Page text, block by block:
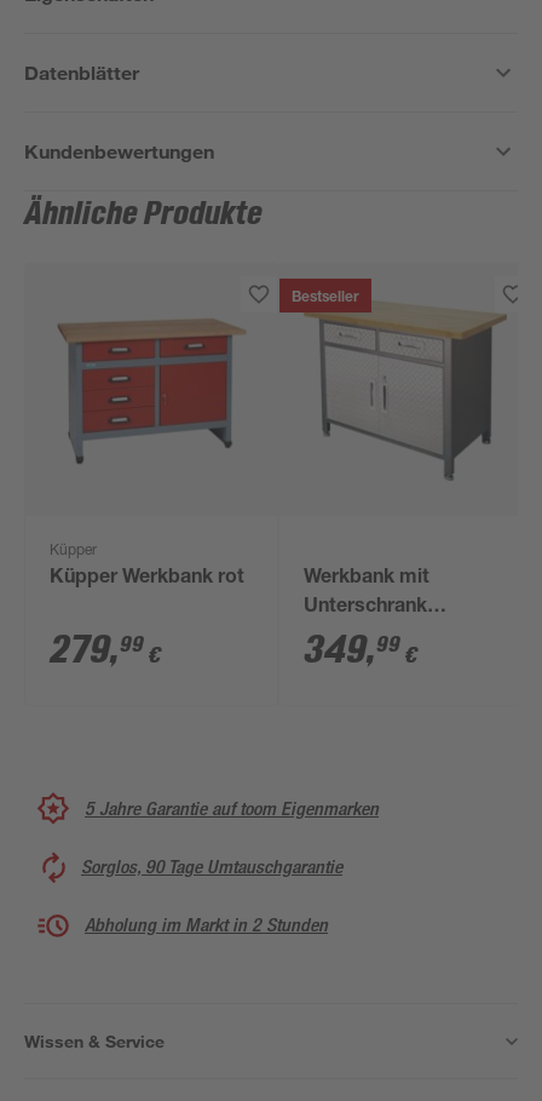
Datenblätter
Kundenbewertungen
Ähnliche Produkte
Küpper
Küpper Werkbank rot
279,99 €
Bestseller
Werkbank mit
Unterschrank
'System-Profi' 122 x
95 x 61 cm
349,99 €
5 Jahre Garantie auf toom Eigenmarken
Sorglos, 90 Tage Umtauschgarantie
Abholung im Markt in 2 Stunden
Wissen & Service